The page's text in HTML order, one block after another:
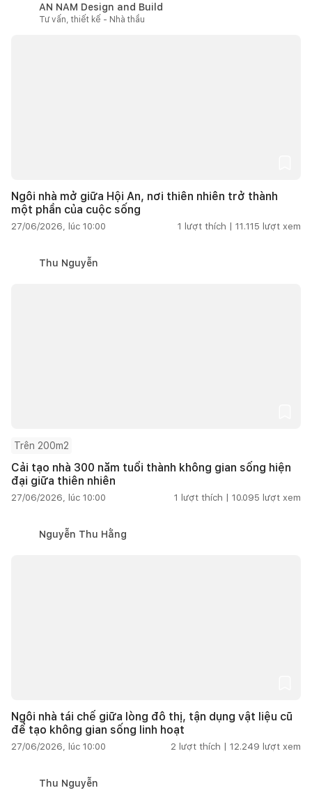
AN NAM Design and Build
Tư vấn, thiết kế - Nhà thầu
Ngôi nhà mở giữa Hội An, nơi thiên nhiên trở thành
một phần của cuộc sống
27/06/2026, lúc 10:00 1 lượt thích | 11.115 lượt xem
Thu Nguyễn
Trên 200m2
Cải tạo nhà 300 năm tuổi thành không gian sống hiện
đại giữa thiên nhiên
27/06/2026, lúc 10:00 1 lượt thích | 10.095 lượt xem
Nguyễn Thu Hằng
Ngôi nhà tái chế giữa lòng đô thị, tận dụng vật liệu cũ
để tạo không gian sống linh hoạt
27/06/2026, lúc 10:00 2 lượt thích | 12.249 lượt xem
Thu Nguyễn